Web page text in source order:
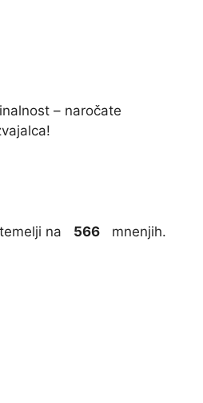
– naročate
na 566 mnenjih.